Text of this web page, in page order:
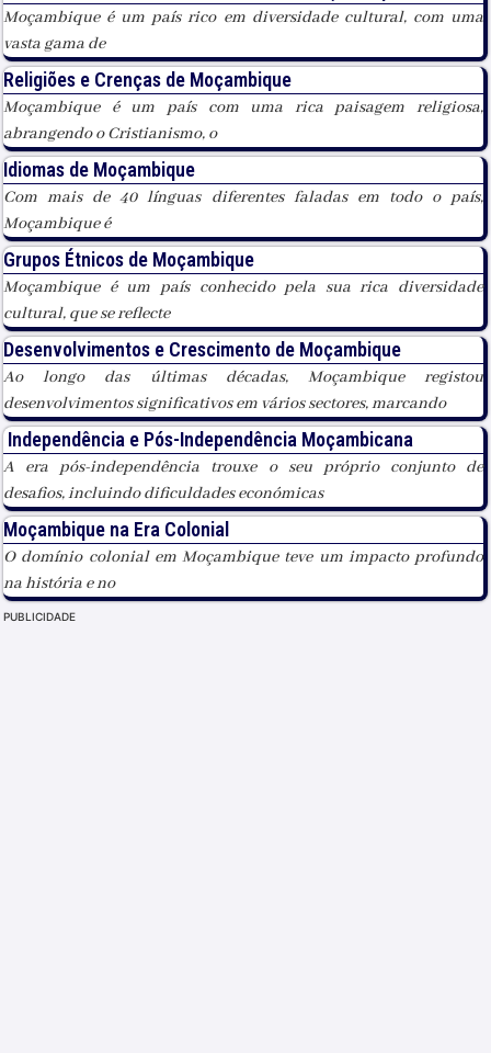
Moçambique é um país rico em diversidade cultural, com uma
vasta gama de
Religiões e Crenças de Moçambique
Moçambique é um país com uma rica paisagem religiosa,
abrangendo o Cristianismo, o
Idiomas de Moçambique
Com mais de 40 línguas diferentes faladas em todo o país,
Moçambique é
Grupos Étnicos de Moçambique
Moçambique é um país conhecido pela sua rica diversidade
cultural, que se reflecte
Desenvolvimentos e Crescimento de Moçambique
Ao longo das últimas décadas, Moçambique registou
desenvolvimentos significativos em vários sectores, marcando
Independência e Pós-Independência Moçambicana
A era pós-independência trouxe o seu próprio conjunto de
desafios, incluindo dificuldades económicas
Moçambique na Era Colonial
O domínio colonial em Moçambique teve um impacto profundo
na história e no
PUBLICIDADE